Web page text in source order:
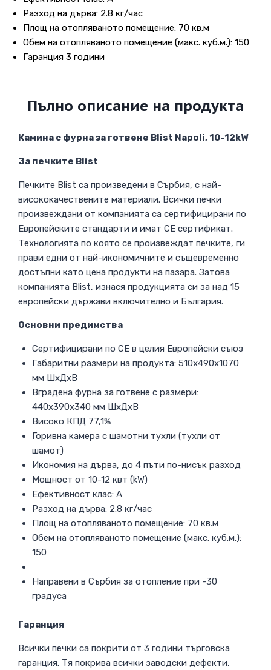
Разход на дърва: 2.8 кг/час
Площ на отопляваното помещение: 70 кв.м
Обем на отопляваното помещение (макс. куб.м.): 150
Гаранция 3 години
Пълно описание на продукта
Камина с фурна за готвене Blist Napoli, 10-12kW
За печките Blist
Печките Blist са произведени в Сърбия, с най-
висококачествените материали. Всички печки
произвеждани от компанията са сертифицирани по
Европейските стандарти и имат CE сертификат.
Технологията по която се произвеждат печките, ги
прави едни от най-икономичните и същевременно
достъпни като цена продукти на пазара. Затова
компанията Blist, изнася продукцията си за над 15
европейски държави включително и България.
Основни предимства
Сертифицирани по СЕ в целия Европейски съюз
Габаритни размери на продукта: 510х490х1070
мм ШхДхВ
Вградена фурна за готвене с размери:
440x390x340 мм ШхДхВ
Високо КПД 77,1%
Горивна камера с шамотни тухли (тухли от
шамот)
Икономия на дърва, до 4 пъти по-нисък разход
Мощност от 10-12 квт (kW)
Ефективност клас: А
Разход на дърва: 2.8 кг/час
Площ на отопляваното помещение: 70 кв.м
Обем на отопляваното помещение (макс. куб.м.):
150
Направени в Сърбия за отопление при -30
градуса
Гаранция
Всички печки са покрити от 3 години търговска
гаранция. Тя покрива всички заводски дефекти,